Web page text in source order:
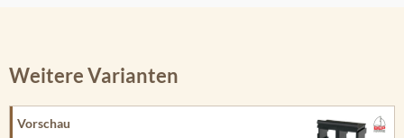
Weitere Varianten